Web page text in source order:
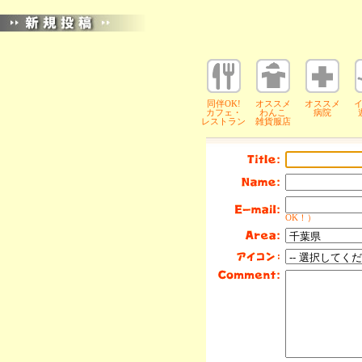
同伴OK!
カフェ・
レストラン
オススメ
わんこ
雑貨服店
オススメ
病院
OK！）